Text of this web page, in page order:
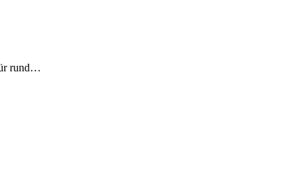
rund…